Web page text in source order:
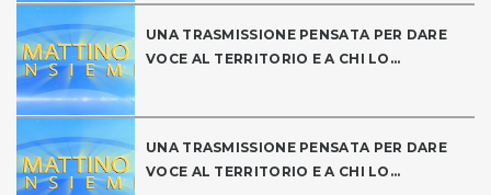
UNA TRASMISSIONE PENSATA PER DARE
VOCE AL TERRITORIO E A CHI LO...
UNA TRASMISSIONE PENSATA PER DARE
VOCE AL TERRITORIO E A CHI LO...